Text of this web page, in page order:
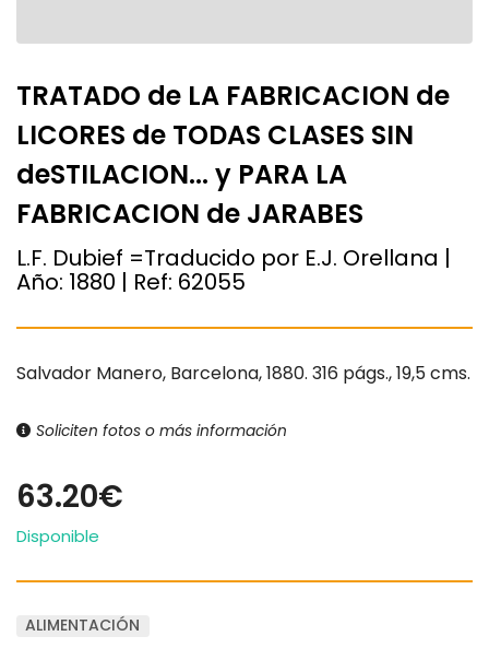
TRATADO de LA FABRICACION de
LICORES de TODAS CLASES SIN
deSTILACION... y PARA LA
FABRICACION de JARABES
L.F. Dubief =Traducido por E.J. Orellana |
Año: 1880 | Ref: 62055
Salvador Manero, Barcelona, 1880. 316 págs., 19,5 cms.
Soliciten fotos o más información
63.20€
Disponible
ALIMENTACIÓN